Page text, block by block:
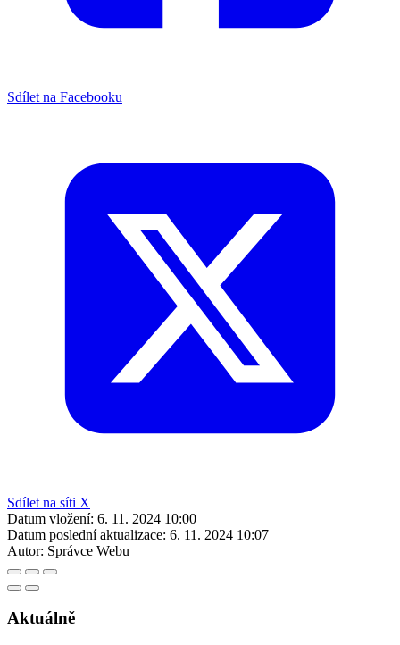
Sdílet na Facebooku
Sdílet na síti X
Datum vložení: 6. 11. 2024 10:00
Datum poslední aktualizace: 6. 11. 2024 10:07
Autor: Správce Webu
Aktuálně